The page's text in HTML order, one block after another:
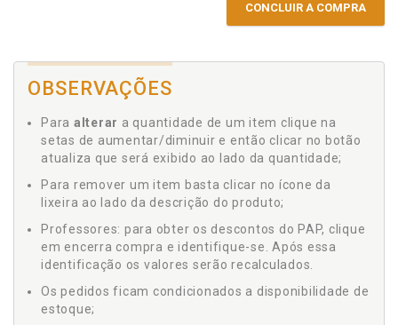
CONCLUIR A COMPRA
OBSERVAÇÕES
Para alterar a quantidade de um item clique na
setas de aumentar/diminuir e então clicar no botão
atualiza que será exibido ao lado da quantidade;
Para remover um item basta clicar no ícone da
lixeira ao lado da descrição do produto;
Professores: para obter os descontos do PAP, clique
em encerra compra e identifique-se. Após essa
identificação os valores serão recalculados.
Os pedidos ficam condicionados a disponibilidade de
estoque;